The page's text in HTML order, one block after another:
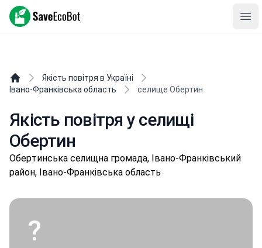
SaveEcoBot
Якість повітря в Україні
Івано-Франківська область
селище Обертин
Якість повітря у селищі
Обертин
Обepтинськa селищнa громада, Івано-Франківський
район, Івано-Франківська область
?